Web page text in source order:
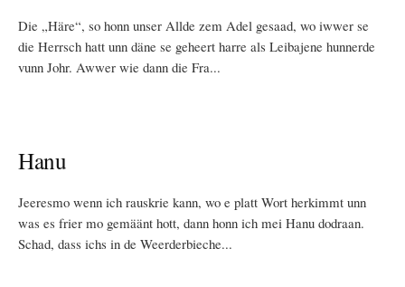
Die „Häre“, so honn unser Allde zem Adel gesaad, wo iwwer se
die Herrsch hatt unn däne se geheert harre als Leibajene hunnerde
vunn Johr. Awwer wie dann die Fra...
Hanu
Jeeresmo wenn ich rauskrie kann, wo e platt Wort herkimmt unn
was es frier mo gemäänt hott, dann honn ich mei Hanu dodraan.
Schad, dass ichs in de Weerderbieche...